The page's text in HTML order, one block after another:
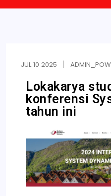
JUL 10 2025
Lokakarya
konferensi
tahun ini